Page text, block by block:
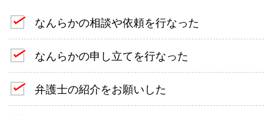
なんらかの相談や依頼を行なった
なんらかの申し立てを行なった
弁護士の紹介をお願いした